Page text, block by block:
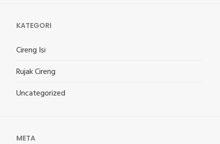
KATEGORI
Cireng Isi
Rujak Cireng
Uncategorized
META